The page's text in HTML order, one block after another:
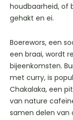
houdbaarheid, of
gehakt en ei.
Boerewors, een
een braai, wordt
bijeenkomsten.
met curry, is
Chakalaka, een
van nature
samen delen van